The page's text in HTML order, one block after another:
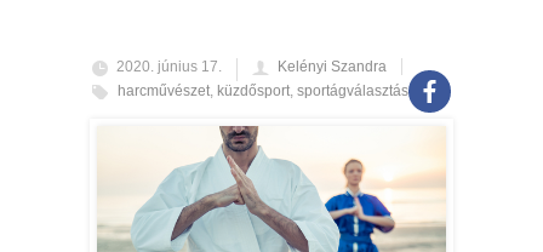
2020. június 17.
Kelényi Szandra
harcművészet, küzdősport, sportágválasztás